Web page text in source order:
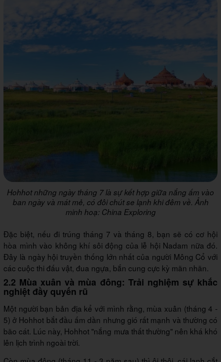
Hohhot những ngày tháng 7 là sự kết hợp giữa nắng ấm vào
ban ngày và mát mẻ, có đôi chút se lạnh khi đêm về. Ảnh
minh hoạ: China Exploring
Đặc biệt, nếu đi trúng tháng 7 và tháng 8, bạn sẽ có cơ hội
hòa mình vào không khí sôi động của lễ hội Nadam nữa đó.
Đây là ngày hội truyền thống lớn nhất của người Mông Cổ với
các cuộc thi đấu vật, đua ngựa, bắn cung cực kỳ mãn nhãn.
2.2 Mùa xuân và mùa đông: Trải nghiệm sự khắc
nghiệt đầy quyến rũ
Một người bạn bản địa kể với mình rằng, mùa xuân (tháng 4 -
5) ở Hohhot bắt đầu ấm dần nhưng gió rất mạnh và thường có
bão cát. Lúc này, Hohhot "nắng mưa thất thường" nên khá khó
lên lịch trình ngoài trời.